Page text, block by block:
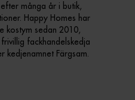
många år i butik,
Happy Homes har
kostym sedan 2010,
fackhandelskedja
kedjenamnet Färgsam.